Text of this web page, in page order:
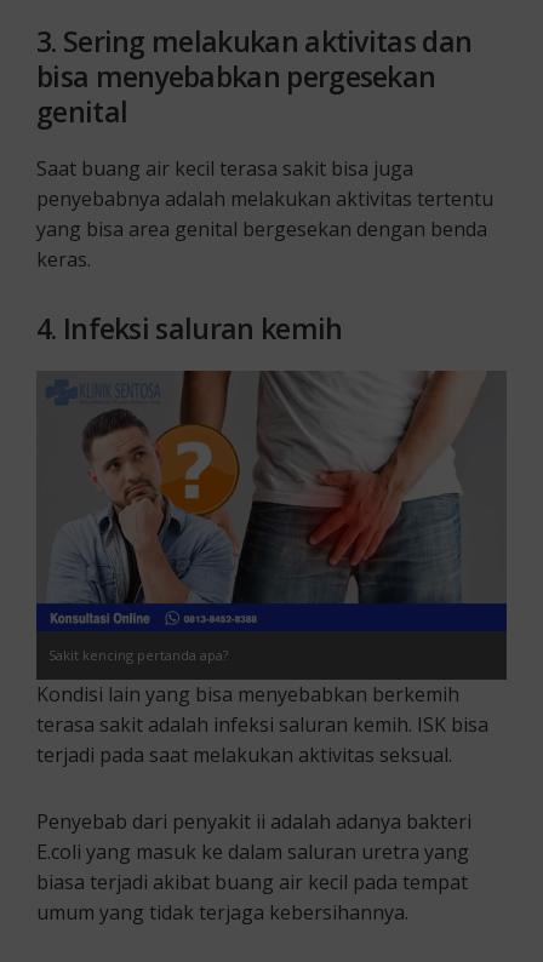
3. Sering melakukan aktivitas dan
bisa menyebabkan pergesekan
genital
Saat buang air kecil terasa sakit bisa juga
penyebabnya adalah melakukan aktivitas tertentu
yang bisa area genital bergesekan dengan benda
keras.
4. Infeksi saluran kemih
Sakit kencing pertanda apa?
Kondisi lain yang bisa menyebabkan berkemih
terasa sakit adalah infeksi saluran kemih. ISK bisa
terjadi pada saat melakukan aktivitas seksual.
Penyebab dari penyakit ii adalah adanya bakteri
E.coli yang masuk ke dalam saluran uretra yang
biasa terjadi akibat buang air kecil pada tempat
umum yang tidak terjaga kebersihannya.